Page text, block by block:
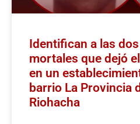
Identifican a las
mortales que dejó
en un
barrio La Provincia
Riohacha